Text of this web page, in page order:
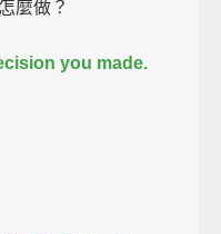
麼做？
you made.